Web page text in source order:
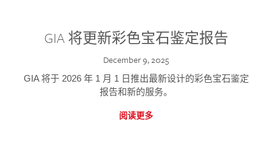
GIA 将更新彩色宝石鉴定报告
December 9, 2025
GIA 将于 2026 年 1 月 1 日推出最新设计的彩色宝石鉴定
报告和新的服务。
阅读更多